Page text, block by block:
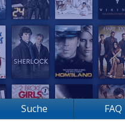
Suche FAQ